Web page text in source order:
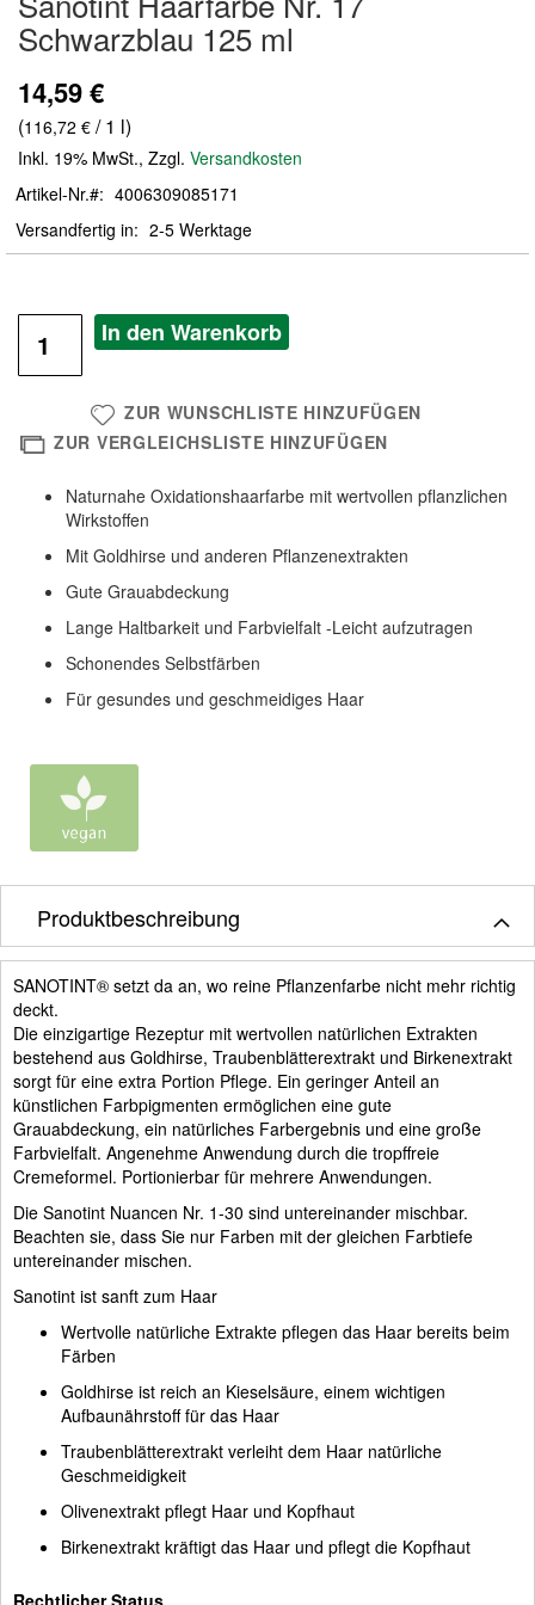
der
Bildergalerie
Schwarzblau 125 ml
14,59 €
(116,72 € / 1 l)
Inkl. 19% MwSt., Zzgl. Versandkosten
Artikel-Nr.
4006309085171
Versandfertig in
2-5 Werktage
In den Warenkorb
ZUR WUNSCHLISTE HINZUFÜGEN
ZUR VERGLEICHSLISTE HINZUFÜGEN
Naturnahe Oxidationshaarfarbe mit wertvollen pflanzlichen
Wirkstoffen
Mit Goldhirse und anderen Pflanzenextrakten
Gute Grauabdeckung
Lange Haltbarkeit und Farbvielfalt -Leicht aufzutragen
Schonendes Selbstfärben
Für gesundes und geschmeidiges Haar
Produktbeschreibung
SANOTINT® setzt da an, wo reine Pflanzenfarbe nicht mehr richtig
deckt.
Die einzigartige Rezeptur mit wertvollen natürlichen Extrakten
bestehend aus Goldhirse, Traubenblätterextrakt und Birkenextrakt
sorgt für eine extra Portion Pflege. Ein geringer Anteil an
künstlichen Farbpigmenten ermöglichen eine gute
Grauabdeckung, ein natürliches Farbergebnis und eine große
Farbvielfalt. Angenehme Anwendung durch die tropffreie
Cremeformel. Portionierbar für mehrere Anwendungen.
Die Sanotint Nuancen Nr. 1-30 sind untereinander mischbar.
Beachten sie, dass Sie nur Farben mit der gleichen Farbtiefe
untereinander mischen.
Sanotint ist sanft zum Haar
Wertvolle natürliche Extrakte pflegen das Haar bereits beim
Färben
Goldhirse ist reich an Kieselsäure, einem wichtigen
Aufbaunährstoff für das Haar
Traubenblätterextrakt verleiht dem Haar natürliche
Geschmeidigkeit
Olivenextrakt pflegt Haar und Kopfhaut
Birkenextrakt kräftigt das Haar und pflegt die Kopfhaut
Rechtlicher Status